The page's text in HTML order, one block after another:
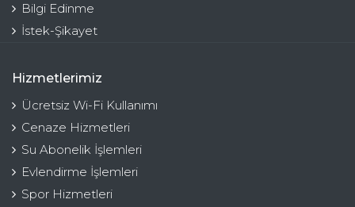
Bilgi Edinme
İstek-Şikayet
Hizmetlerimiz
Ücretsiz Wi-Fi Kullanımı
Cenaze Hizmetleri
Su Abonelik İşlemleri
Evlendirme İşlemleri
Spor Hizmetleri